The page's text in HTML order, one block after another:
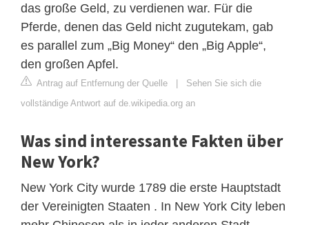
das große Geld, zu verdienen war. Für die
Pferde, denen das Geld nicht zugutekam, gab
es parallel zum „Big Money“ den „Big Apple“,
den großen Apfel.
Antrag auf Entfernung der Quelle | Sehen Sie sich die
vollständige Antwort auf de.wikipedia.org an
Was sind interessante Fakten über
New York?
New York City wurde 1789 die erste Hauptstadt
der Vereinigten Staaten . In New York City leben